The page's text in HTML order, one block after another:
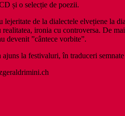
și o selecție de poezii.
de la dialectele elvețiene la
ironia cu controversa. De
devenit ”cântece vorbite”.
la festivaluri, în traduceri